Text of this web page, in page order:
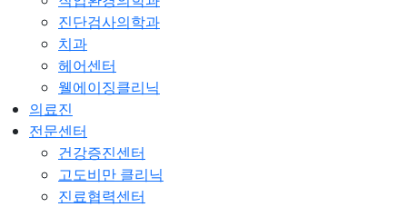
진단검사의학과
치과
헤어센터
웰에이징클리닉
의료진
전문센터
건강증진센터
고도비만 클리닉
진료협력센터